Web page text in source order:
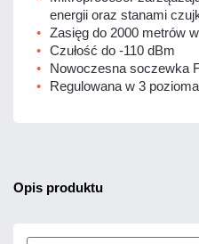
energii oraz stanami
Zasięg do 2000 metrów
Czułość do -110 dBm
Nowoczesna soczewka
Regulowana w 3
opis produktu